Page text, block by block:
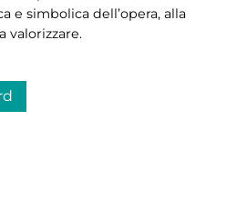
e simbolica dell’opera, alla
valorizzare.